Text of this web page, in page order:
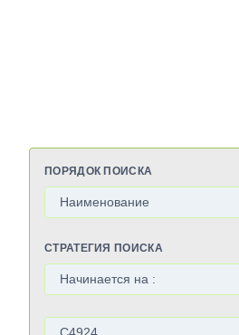
ПОРЯДОК ПОИСКА
СТРАТЕГИЯ ПОИСКА